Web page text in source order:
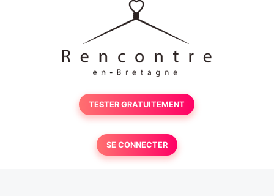
TESTER GRATUITEMENT
SE CONNECTER